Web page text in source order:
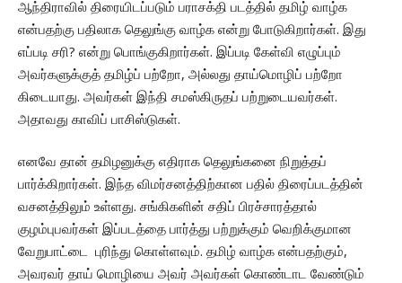
ஆந்திராவில் திரையிடப்படும் பராசக்தி படத்தில் தமிழ் வாழ்க
என்பதற்கு பதிலாக தெலுங்கு வாழ்க என்று போடுகிறார்கள். இது
எப்படி சரி? என்று பொங்குகிறார்கள். இப்படி கேள்வி எழுப்பும்
அவர்களுக்குத் தமிழ்ப் பற்றோ, அல்லது தாய்மொழிப் பற்றோ
கிடையாது. அவர்கள் இந்தி சமஸ்கிருதப் பற்றுடையவர்கள்.
அதாவது காவிப் பாசிஸ்டுகள்.
எனவே தான் தமிழனுக்கு எதிராக தெலுங்கனை நிறுத்தப்
பார்க்கிறார்கள். இந்த விமர்சனத்திற்கான பதில் திரைப்படத்தின்
வசனத்திலும் உள்ளது. சங்கிகளின் சதிப் பிரச்சாரத்தால்
குழம்புபவர்கள் இப்படத்தை பார்த்து பற்றுக்கும் வெறிக்குமான
வேறுபாட்டை புரிந்து கொள்ளவும். தமிழ் வாழ்க என்பதற்கும்,
அவரவர் தாய் மொழியை அவர் அவர்கள் கொண்டாட வேண்டும்